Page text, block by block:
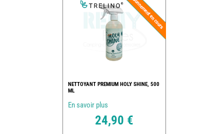
NETTOYANT PREMIUM HOLY SHINE, 500
ML
En savoir plus
24,90 €